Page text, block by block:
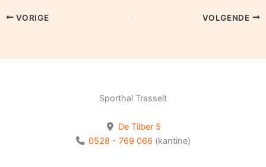
VORIGE VOLGENDE
Sporthal Trasselt
De Tilber 5
0528 - 769 066 (kantine)